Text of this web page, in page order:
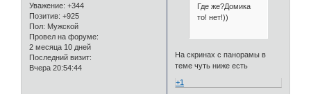
Уважение: +344
Позитив: +925
Пол: Мужской
Провел на форуме:
2 месяца 10 дней
Последний визит:
Вчера 20:54:44
Где же?Домика
то! нет!))
На скринах с панорамы в
теме чуть ниже есть
+1